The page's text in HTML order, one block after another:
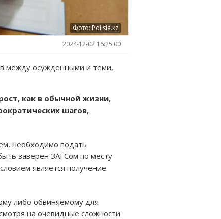
Фото: Polisia.kz
2024-12-02 16:25:00
между осужденными и теми,
как в обычной жизни,
шагов,
необходимо подать
заверен ЗАГСом по месту
является получение
либо обвиняемому для
на очевидные сложности